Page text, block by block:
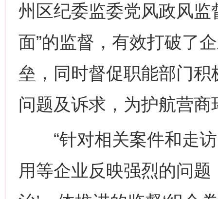
州区纪委监委党风政风监
面”的监督，有效打破了
垒，同时督促职能部门
问题及诉求，为护航营
“针对相关案件和走访
用等企业反映强烈的问题